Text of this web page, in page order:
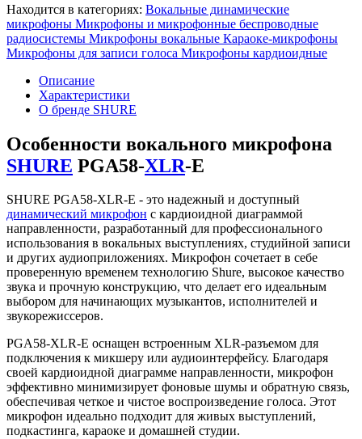
Находится в категориях: Вокальные динамические
микрофоны Микрофоны и микрофонные беспроводные
радиосистемы Микрофоны вокальные Караоке-микрофоны
Микрофоны для записи голоса Микрофоны кардиоидные
Описание
Характеристики
О бренде SHURE
Особенности вокального микрофона
SHURE PGA58-XLR-E
SHURE PGA58-XLR-E - это надежный и доступный
динамический микрофон с кардиоидной диаграммой
направленности, разработанный для профессионального
использования в вокальных выступлениях, студийной записи
и других аудиоприложениях. Микрофон сочетает в себе
проверенную временем технологию Shure, высокое качество
звука и прочную конструкцию, что делает его идеальным
выбором для начинающих музыкантов, исполнителей и
звукорежиссеров.
PGA58-XLR-E оснащен встроенным XLR-разъемом для
подключения к микшеру или аудиоинтерфейсу. Благодаря
своей кардиоидной диаграмме направленности, микрофон
эффективно минимизирует фоновые шумы и обратную связь,
обеспечивая четкое и чистое воспроизведение голоса. Этот
микрофон идеально подходит для живых выступлений,
подкастинга, караоке и домашней студии.